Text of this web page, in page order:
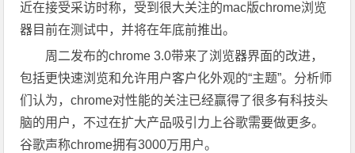
近在接受采访时称，受到很大关注的mac版chrome浏览
器目前在测试中，并将在年底前推出。
周二发布的chrome 3.0带来了浏览器界面的改进，
包括更快速浏览和允许用户客户化外观的“主题”。分析师
们认为，chrome对性能的关注已经赢得了很多有科技头
脑的用户，不过在扩大产品吸引力上谷歌需要做更多。
谷歌声称chrome拥有3000万用户。